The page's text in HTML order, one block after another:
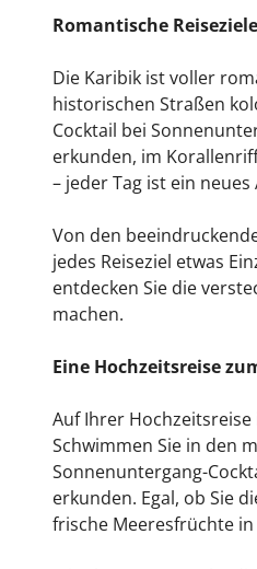
Romantische
Die Karibik ist voller
historischen Straßen
Cocktail bei
erkunden, im
– jeder Tag ist ein
Von den
jedes Reiseziel etwas
entdecken Sie die
machen.
Eine Hochzeitsreise
Auf Ihrer
Schwimmen Sie in den
Sonnenuntergang-
erkunden. Egal, ob Sie
frische Meeresfrüchte